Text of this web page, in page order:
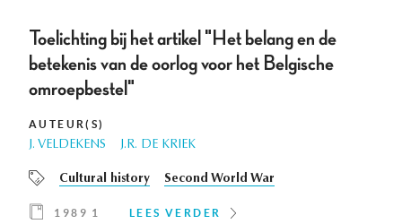
Toelichting bij het artikel "Het belang en de
betekenis van de oorlog voor het Belgische
omroepbestel"
AUTEUR(S)
J. VELDEKENS J.R. DE KRIEK
Cultural history Second World War
1989 1 LEES VERDER